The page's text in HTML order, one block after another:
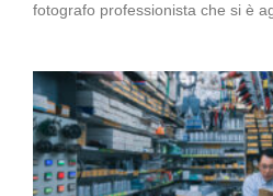
fotografo professionista che si è